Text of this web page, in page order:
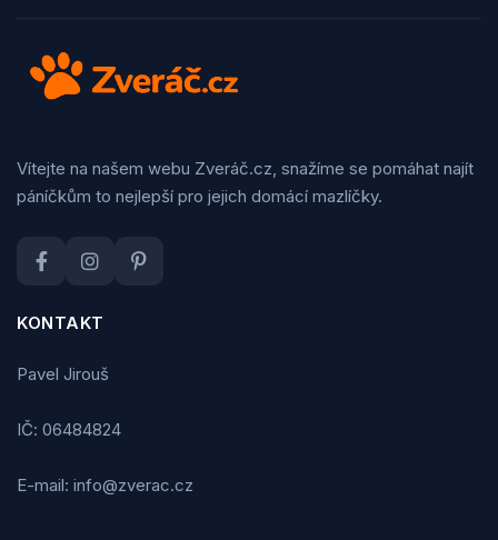
Vítejte na našem webu Zveráč.cz, snažíme se pomáhat najít
páníčkům to nejlepší pro jejich domácí mazlíčky.
KONTAKT
Pavel Jirouš
IČ: 06484824
E-mail: info@zverac.cz